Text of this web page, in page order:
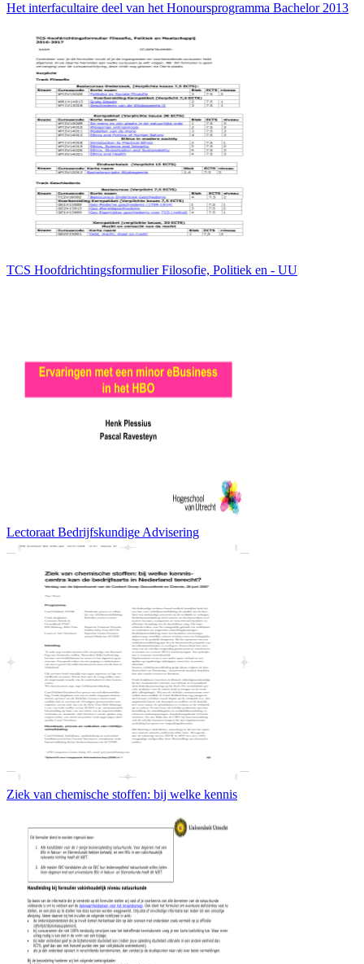
Het interfacultaire deel van het Honoursprogramma Bachelor 2013
TCS Hoofdrichtingsformulier Filosofie, Politiek en - UU
Lectoraat Bedrijfskundige Advisering
Ziek van chemische stoffen: bij welke kennis